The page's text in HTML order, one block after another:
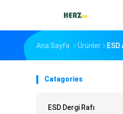
Ana Sayfa Ürünler
Catagories
ESD Dergi Rafı